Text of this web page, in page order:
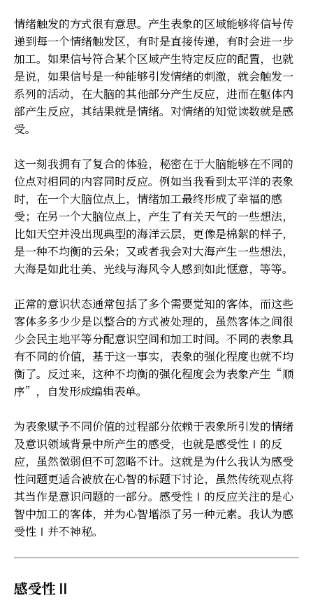
情绪触发的方式很有意思。产生表象的区域能够将信号传
递到每一个情绪触发区，有时是直接传递，有时会进一步
加工。如果信号符合某个区域产生特定反应的配置，也就
是说，如果信号是一种能够引发情绪的刺激，就会触发一
系列的活动，在大脑的其他部分产生反应，进而在躯体内
部产生反应，其结果就是情绪。对情绪的知觉读数就是感
受。
这一刻我拥有了复合的体验，秘密在于大脑能够在不同的
位点对相同的内容同时反应。例如当我看到太平洋的表象
时，在一个大脑位点上，情绪加工最终形成了幸福的感
受；在另一个大脑位点上，产生了有关天气的一些想法，
比如天空并没出现典型的海洋云层，更像是棉絮的样子，
是一种不均衡的云朵；又或者我会对大海产生一些想法，
大海是如此壮美、光线与海风令人感到如此惬意，等等。
正常的意识状态通常包括了多个需要觉知的客体，而这些
客体多多少少是以整合的方式被处理的，虽然客体之间很
少会民主地平等分配意识空间和加工时间。不同的表象具
有不同的价值，基于这一事实，表象的强化程度也就不均
衡了。反过来，这种不均衡的强化程度会为表象产生“顺
序”，自发形成编辑表单。
为表象赋予不同价值的过程部分依赖于表象所引发的情绪
及意识领域背景中所产生的感受，也就是感受性Ⅰ的反
应，虽然微弱但不可忽略不计。这就是为什么我认为感受
性问题更适合被放在心智的标题下讨论，虽然传统观点将
其当作是意识问题的一部分。感受性Ⅰ的反应关注的是心
智中加工的客体，并为心智增添了另一种元素。我认为感
受性Ⅰ并不神秘。
感受性Ⅱ